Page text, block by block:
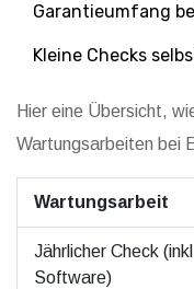
Garantieumfang
Kleine Checks
Hier eine Übersicht,
Wartungsarbeiten bei
Wartungsarbeit
Jährlicher Check
Software)